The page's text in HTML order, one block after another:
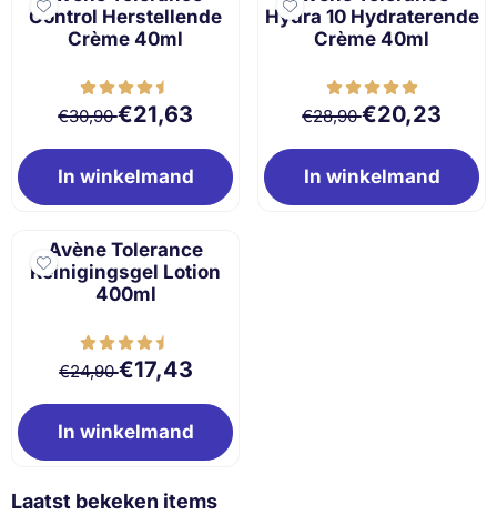
Control Herstellende
Crème 40ml
Van 30,90 voor 21,63
€30,90€21,63
In winkelmand
Hydra 10 Hydraterende
Crème 40ml
Van 28,90 voor
€28,90€20,23
In winkelmand
Avène Tolerance
Reinigingsgel Lotion
400ml
Van 24,90 voor 17,43
€24,90€17,43
In winkelmand
Laatst bekeken items